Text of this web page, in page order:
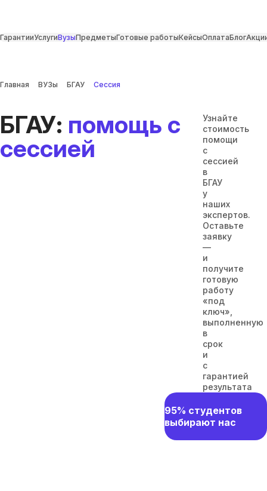
ГарантииУслугиВузыПредметыГотовые работыКейсыОплатаБлог
Главная ВУЗы БГАУ Сессия
БГАУ: помощь с
сессией
Узнайте
стоимость
помощи
с
сессией
в
БГАУ
у
наших
экспертов.
Оставьте
заявку
—
и
получите
готовую
работу
«под
ключ»,
выполненную
в
срок
и
с
гарантией
результата
95% студентов
выбирают нас